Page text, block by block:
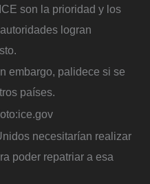
son la prioridad y los
logran
embargo, palidece si se
países.
ice.gov
necesitarían realizar
poder repatriar a esa